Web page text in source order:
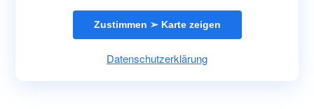
Zustimmen ➢ Karte zeigen
Datenschutzerklärung